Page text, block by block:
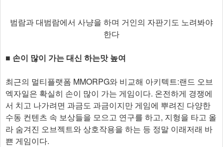
범람과 대범람에서 사냥을 하며 거인의 자판기도 노려봐야
한다
■ 손이 많이 가는 대신 하는맛 높여
최근의 멀티플랫폼 MMORPG와 비교해 아키텍트:랜드 오브
엑자일은 확실히 손이 많이 가는 게임이다. 온전하게 경쟁에
서 치고 나가려면 과금도 과금이지만 게임에 뿌려진 다양한
수동 컨텐츠 속 보상들을 모으고 연구를 하고, 지형을 타고 올
라 숨겨진 오브젝트와 상호작용을 하는 등 정말 이래저래 바
쁜 게임이다.